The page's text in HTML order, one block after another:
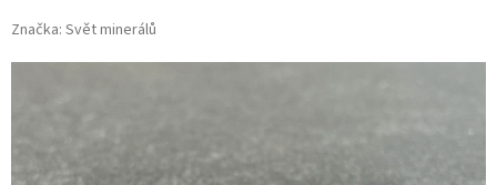
Značka: Svět minerálů